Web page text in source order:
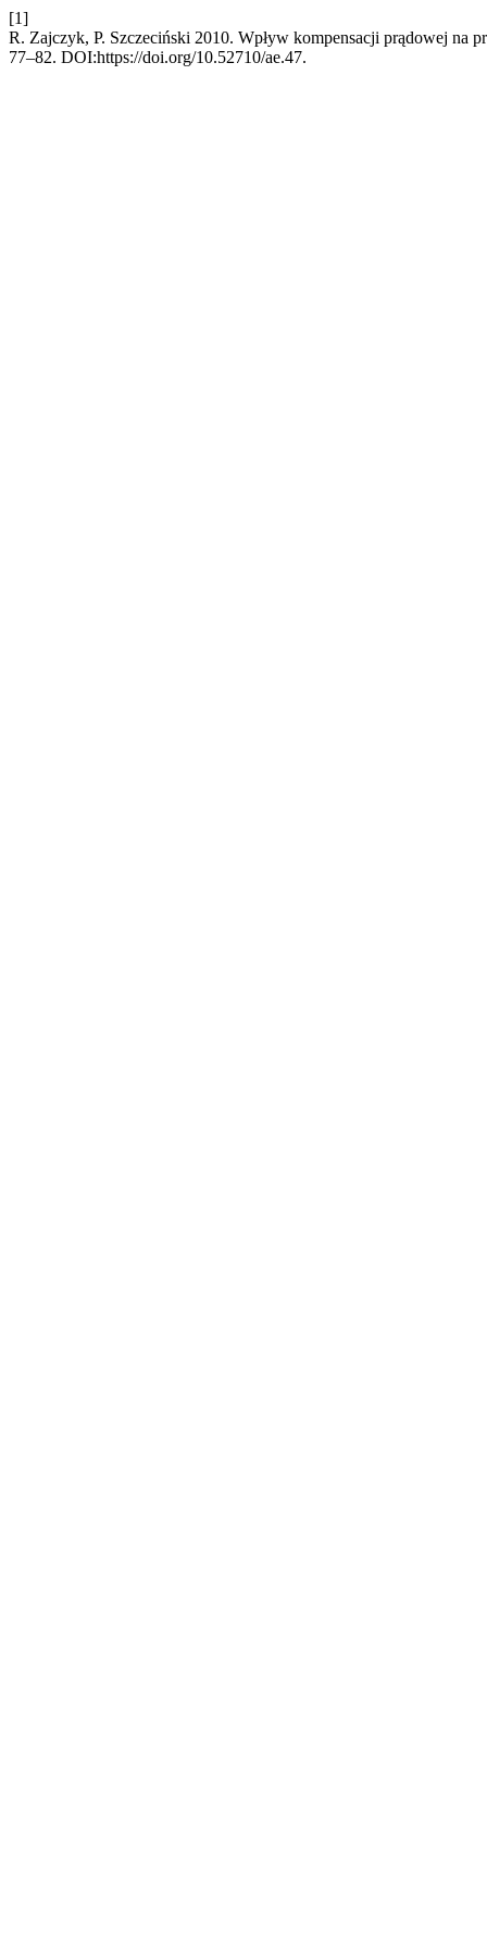
[1]
R. Zajczyk, P. Szczeciński 2010. Wpływ kompensacji prądowej na
77–82. DOI:https://doi.org/10.52710/ae.47.